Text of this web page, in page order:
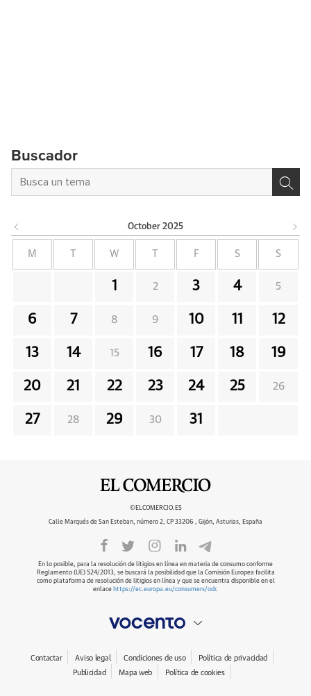
Buscador
October 2025
M W F S S
1 2 3 4 5
6 7 8 9 10 11 12
13 14 15 16 17 18 19
20 21 22 23 24 25 26
27 28 29 30 31
©ELCOMERCIO.ES
Calle Marqués de San Esteban, número 2, CP 33206 , Gijón, Asturias, España
En lo posible, para la resolución de litigios en línea en materia de consumo conforme
Reglamento (UE) 524/2013, se buscará la posibilidad que la Comisión Europea facilita
como plataforma de resolución de litigios en línea y que se encuentra disponible en el
enlace https://ec.europa.eu/consumers/odr.
Contactar Aviso legal Condiciones de uso
Política de privacidad
Publicidad
Mapa web Política de cookies